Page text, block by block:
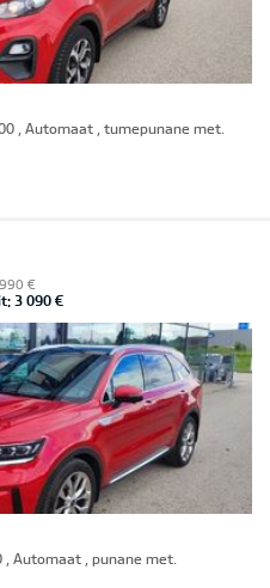
, Automaat , tumepunane met.
€
3 090 €
, Automaat , punane met.